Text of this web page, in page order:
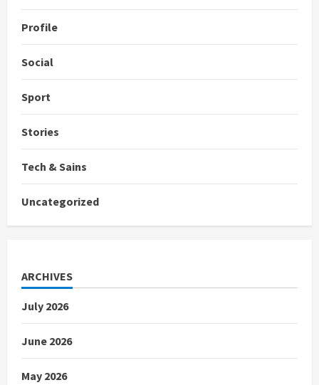
Profile
Social
Sport
Stories
Tech & Sains
Uncategorized
ARCHIVES
July 2026
June 2026
May 2026